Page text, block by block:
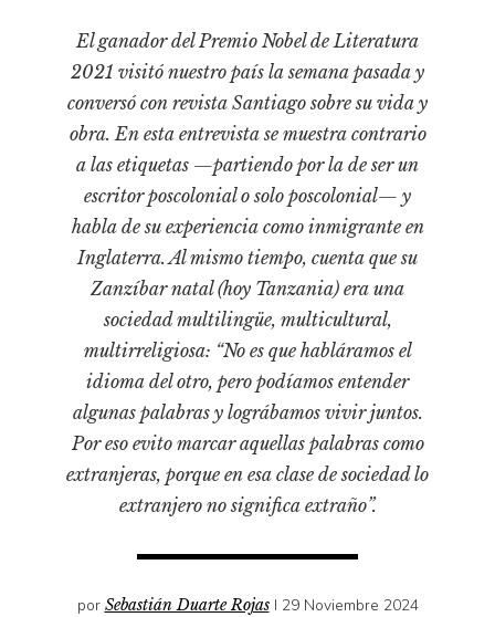
Sociedad
Turismo accidental
Vidas paralelas
Voces y lecturas
El ganador del Premio Nobel de Literatura
2021 visitó nuestro país la semana pasada y
conversó con revista Santiago sobre su vida y
obra. En esta entrevista se muestra contrario
a las etiquetas —partiendo por la de ser un
escritor poscolonial o solo poscolonial— y
habla de su experiencia como inmigrante en
Inglaterra. Al mismo tiempo, cuenta que su
Zanzíbar natal (hoy Tanzania) era una
sociedad multilingüe, multicultural,
multirreligiosa: “No es que habláramos el
idioma del otro, pero podíamos entender
algunas palabras y lográbamos vivir juntos.
Por eso evito marcar aquellas palabras como
extranjeras, porque en esa clase de sociedad lo
extranjero no significa extraño”.
por Sebastián Duarte Rojas I 29 Noviembre 2024